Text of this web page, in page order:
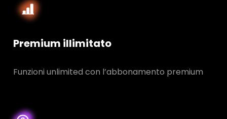
Premium illimitato
Funzioni unlimited con l’abbonamento premium